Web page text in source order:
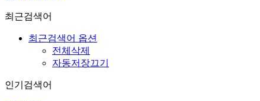
최근검색어
최근검색어 옵션
전체삭제
자동저장끄기
인기검색어